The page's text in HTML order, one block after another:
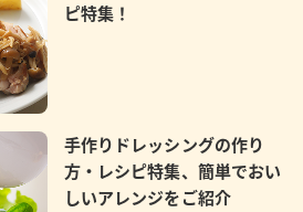
ピ特集！
手作りドレッシングの作り
方・レシピ特集、簡単でおい
しいアレンジをご紹介